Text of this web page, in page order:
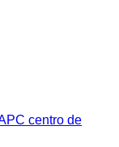
centro de